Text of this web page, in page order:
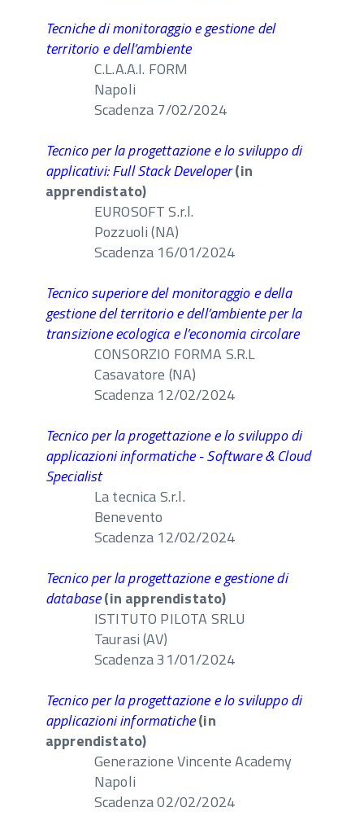
Tecniche di monitoraggio e gestione del
territorio e dell’ambiente
C.L.A.A.I. FORM
Napoli
Scadenza 7/02/2024
Tecnico per la progettazione e lo sviluppo di
applicativi: Full Stack Developer(in
apprendistato)
EUROSOFT S.r.l.
Pozzuoli (NA)
Scadenza 16/01/2024
Tecnico superiore del monitoraggio e della
gestione del territorio e dell’ambiente per la
transizione ecologica e l’economia circolare
CONSORZIO FORMA S.R.L
Casavatore (NA)
Scadenza 12/02/2024
Tecnico per la progettazione e lo sviluppo di
applicazioni informatiche - Software & Cloud
Specialist
La tecnica S.r.l.
Benevento
Scadenza 12/02/2024
Tecnico per la progettazione e gestione di
database(in apprendistato)
ISTITUTO PILOTA SRLU
Taurasi (AV)
Scadenza 31/01/2024
Tecnico per la progettazione e lo sviluppo di
applicazioni informatiche(in
apprendistato)
Generazione Vincente Academy
Napoli
Scadenza 02/02/2024